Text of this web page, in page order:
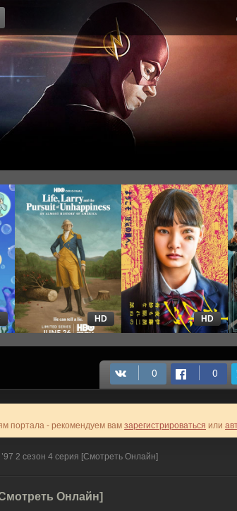
HD HD
портала - рекомендуем вам зарегистрироваться или
2 сезон 4 серия [Смотреть Онлайн]
Онлайн]